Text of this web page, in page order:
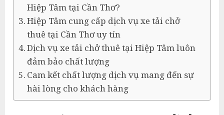
Hiệp Tâm tại Cần Thơ?
Hiệp Tâm cung cấp dịch vụ xe tải chở
thuê tại Cần Thơ uy tín
Dịch vụ xe tải chở thuê tại Hiệp Tâm luôn
đảm bảo chất lượng
Cam kết chất lượng dịch vụ mang đến sự
hài lòng cho khách hàng